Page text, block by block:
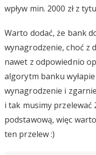
wpływ min. 2000 zł z
Warto dodać, że bank
wynagrodzenie, choć z
nawet z odpowiednio
algorytm banku
wynagrodzenie i
i tak musimy przelewać
podstawową, więc
ten przelew :)